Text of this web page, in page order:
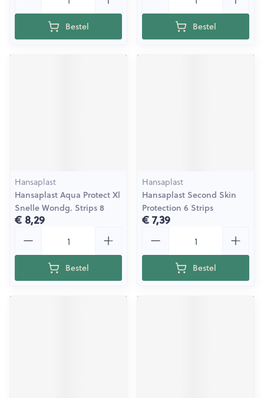
Bestel Bestel
Hansaplast
Hansaplast Aqua Protect Xl
Snelle Wondg. Strips 8
€ 8,29
Bestel
Hansaplast
Hansaplast Second Skin
Protection 6 Strips
€ 7,39
Bestel